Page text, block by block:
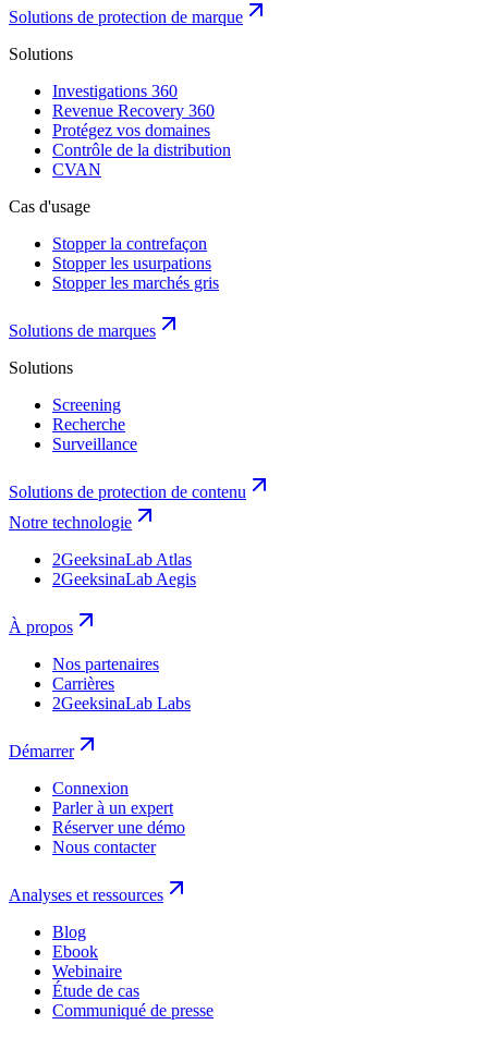
Solutions de protection de marque
Solutions
Investigations 360
Revenue Recovery 360
Protégez vos domaines
Contrôle de la distribution
CVAN
Cas d'usage
Stopper la contrefaçon
Stopper les usurpations
Stopper les marchés gris
Solutions de marques
Solutions
Screening
Recherche
Surveillance
Solutions de protection de contenu
Notre technologie
2GeeksinaLab Atlas
2GeeksinaLab Aegis
À propos
Nos partenaires
Carrières
2GeeksinaLab Labs
Démarrer
Connexion
Parler à un expert
Réserver une démo
Nous contacter
Analyses et ressources
Blog
Ebook
Webinaire
Étude de cas
Communiqué de presse